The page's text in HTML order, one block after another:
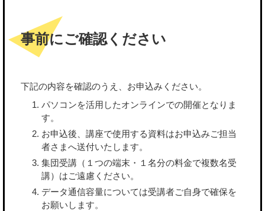
事前にご確認ください
下記の内容を確認のうえ、お申込みください。
パソコンを活用したオンラインでの開催となりま
す。
お申込後、講座で使用する資料はお申込みご担当
者さまへ送付いたします。
集団受講（１つの端末・１名分の料金で複数名受
講）はご遠慮ください。
データ通信容量については受講者ご自身で確保を
お願いします。